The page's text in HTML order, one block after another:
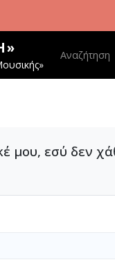
Main
Αναζήτηση
μου, εσύ δεν